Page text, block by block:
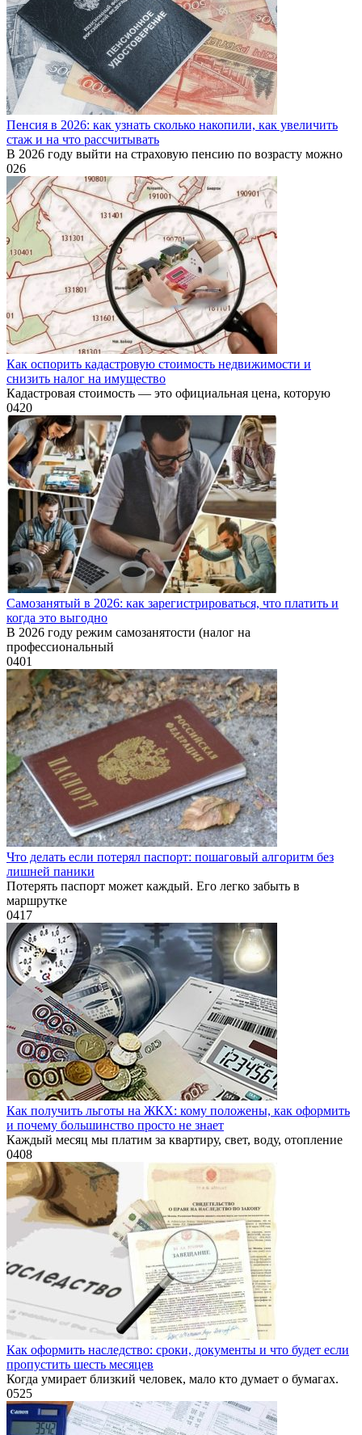
Пенсия в 2026: как узнать сколько накопили, как увеличить
стаж и на что рассчитывать
В 2026 году выйти на страховую пенсию по возрасту можно
026
Как оспорить кадастровую стоимость недвижимости и
снизить налог на имущество
Кадастровая стоимость — это официальная цена, которую
0420
Самозанятый в 2026: как зарегистрироваться, что платить и
когда это выгодно
В 2026 году режим самозанятости (налог на
профессиональный
0401
Что делать если потерял паспорт: пошаговый алгоритм без
лишней паники
Потерять паспорт может каждый. Его легко забыть в
маршрутке
0417
Как получить льготы на ЖКХ: кому положены, как оформить
и почему большинство просто не знает
Каждый месяц мы платим за квартиру, свет, воду, отопление
0408
Как оформить наследство: сроки, документы и что будет если
пропустить шесть месяцев
Когда умирает близкий человек, мало кто думает о бумагах.
0525